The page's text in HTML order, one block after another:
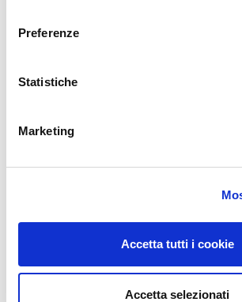
Preferenze
Statistiche
Marketing
Accetta tutti i cookie
Accetta selezionati
Cos’altro fare
esercizi per
Alcune persone possono trarre
giusti per spegnerlo.